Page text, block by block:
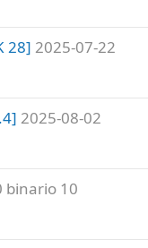
28] 2025-07-22
2025-08-02
binario 10